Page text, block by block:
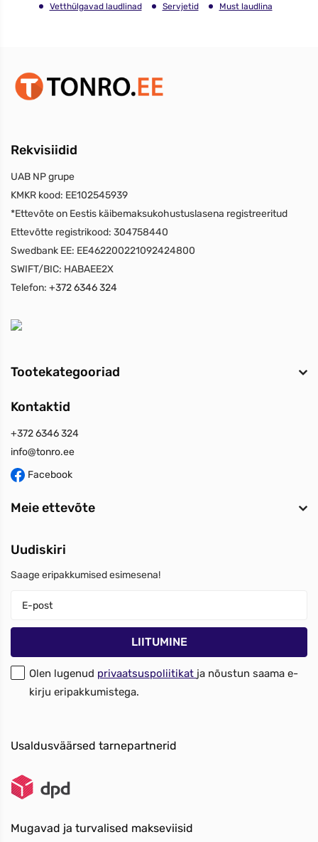
Vetthülgavad laudlinad
Servjetid Must laudlina
Rekvisiidid
UAB NP grupe
KMKR kood: EE102545939
*Ettevõte on Eestis käibemaksukohustuslasena registreeritud
Ettevõtte registrikood: 304758440
Swedbank EE: EE462200221092424800
SWIFT/BIC: HABAEE2X
Telefon: +372 6346 324
Tootekategooriad
Kontaktid
+372 6346 324
info@tonro.ee
Facebook
Meie ettevõte
Uudiskiri
Saage eripakkumised esimesena!
Olen lugenud privaatsuspoliitikat ja nõustun saama e-
kirju eripakkumistega.
Usaldusväärsed tarnepartnerid
Mugavad ja turvalised makseviisid